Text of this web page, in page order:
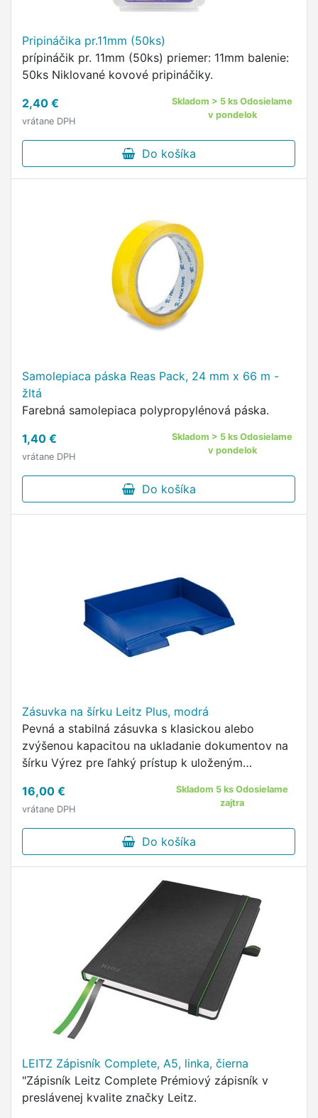
Pripináčika pr.11mm (50ks)
prípináčik pr. 11mm (50ks) priemer: 11mm balenie:
50ks Niklované kovové pripináčiky.
2,40 €
vrátane DPH
Skladom > 5 ks Odosielame
v pondelok
Do košíka
Samolepiaca páska Reas Pack, 24 mm x 66 m -
žltá
Farebná samolepiaca polypropylénová páska.
1,40 €
vrátane DPH
Skladom > 5 ks Odosielame
v pondelok
Do košíka
Zásuvka na šírku Leitz Plus, modrá
Pevná a stabilná zásuvka s klasickou alebo
zvýšenou kapacitou na ukladanie dokumentov na
šírku Výrez pre ľahký prístup k uloženým
zaručujúci stabilné stohovanie …
16,00 €
vrátane DPH
Skladom 5 ks Odosielame
zajtra
Do košíka
LEITZ Zápisník Complete, A5, linka, čierna
"Zápisník Leitz Complete Prémiový zápisník v
preslávenej kvalite značky Leitz.